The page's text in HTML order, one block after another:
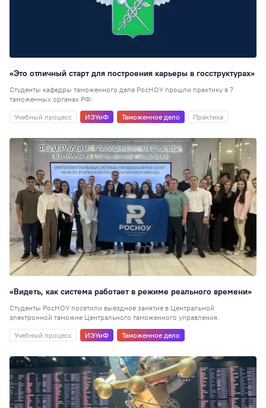
«Это отличный старт для построения карьеры в госструктурах»
Студенты кафедры таможенного дела РосНОУ прошли практику в 7
таможенных органах РФ.
Учебный процесс
ИЭУиФ Таможенное дело Практика
«Видеть, как система работает в режиме реального времени»
Студенты РосНОУ посетили выездное занятие в Центральной
электронной таможне Центрального таможенного управления.
Учебный процесс
ИЭУиФ Таможенное дело